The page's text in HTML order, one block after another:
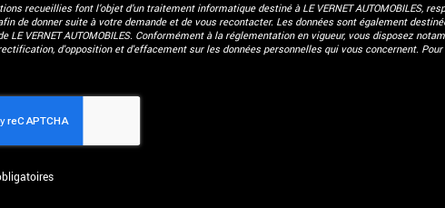
recueillies font l’objet d’un traitement informatique destiné àLE VERNET AUTOMOBILES,
de donner suite à votre demande et de vous recontacter. Les données sont également
LE VERNET AUTOMOBILES. Conformément à la réglementation en vigueur, vous disposez
d'opposition et d'effacement sur les données personnelles qui vous concernent. Pour